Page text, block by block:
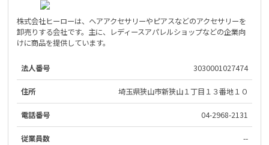
株式会社ヒーローは、ヘアアクセサリーやピアスなどのアクセサリーを
卸売りする会社です。主に、レディースアパレルショップなどの企業向
けに商品を提供しています。
法人番号 3030001027474
住所 埼玉県狭山市新狭山１丁目１３番地１０
電話番号 04-2968-2131
従業員数 --